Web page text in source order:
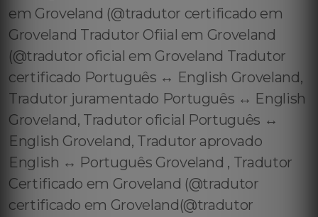
em Groveland (@tradutor certificado em
Groveland Tradutor Ofiial em Groveland
(@tradutor oficial em Groveland Tradutor
certificado Português ↔️ English Groveland,
Tradutor juramentado Português ↔️ English
Groveland, Tradutor oficial Português ↔️
English Groveland, Tradutor aprovado
English ↔️ Português Groveland , Tradutor
Certificado em Groveland (@tradutor
certificado em Groveland(@tradutor